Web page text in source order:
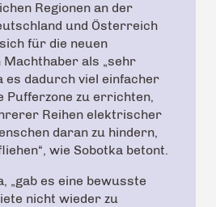
Regionen an der
und Österreich
für die neuen
als „sehr
es dadurch viel einfacher
Pufferzone zu errichten,
Reihen elektrischer
daran zu hindern,
wie Sobotka betont.
„gab es eine bewusste
nicht wieder zu